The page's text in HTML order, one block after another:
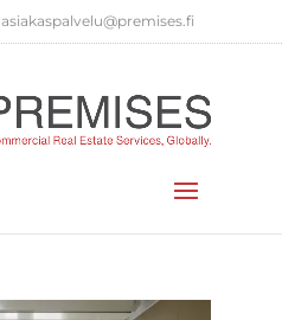
asiakaspalvelu@premises.fi